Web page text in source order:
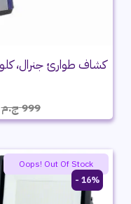
999ج.م
16% -
Oops! Out Of Stock